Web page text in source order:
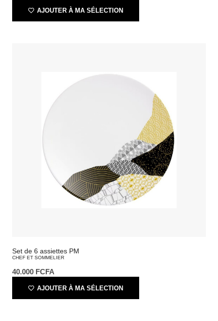
AJOUTER À MA SÉLECTION
Set de 6 assiettes PM
CHEF ET SOMMELIER
40.000 FCFA
AJOUTER À MA SÉLECTION